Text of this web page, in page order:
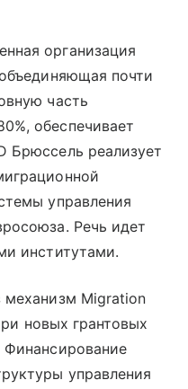
организация
почти
часть
обеспечивает
Брюссель реализует
управления
Речь идет
институтами.
механизм Migration
новых грантовых
управления